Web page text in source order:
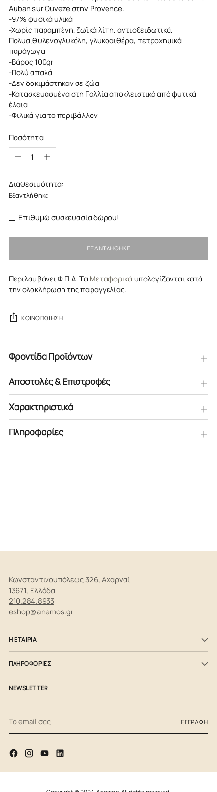
Auban sur Ouveze στην Provence.
-97% φυσικά υλικά
-Χωρίς παραμπένη, ζωϊκά λίπη, αντιοξειδωτικά,
Πολυαιθυλενογλυκόλη, γλυκοαιθέρα, πετροχημικά
παράγωγα
-Bάρος 100gr
-Πολύ απαλά
-Δεν δοκιμάστηκαν σε ζώα
-Κατασκευασμένα στη Γαλλία αποκλειστικά από φυτικά
έλαια
-Φιλικά για το περιβάλλον
Ποσότητα
Ποσότητα
Διαθεσιμότητα:
Εξαντλήθηκε
Επιθυμώ συσκευασία δώρου!
ΕΞΑΝΤΛΉΘΗΚΕ
Περιλαμβάνει Φ.Π.Α. Τα Μεταφορικά υπολογίζονται κατά
την ολοκλήρωση της παραγγελίας.
ΚΟΙΝΟΠΟΊΗΣΗ
Φροντίδα Προϊόντων
Αποστολές & Επιστροφές
Χαρακτηριστικά
Πληροφορίες
Κωνσταντινουπόλεως 326, Αχαρναί
13671, Ελλάδα
210.284.8933
eshop@anemos.gr
Η ΕΤΑΙΡΙΑ
ΠΛΗΡΟΦΟΡΙΕΣ
NEWSLETTER
email
σας
ΕΓΓΡΑΦΉ